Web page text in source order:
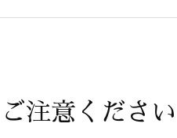
ご注意ください